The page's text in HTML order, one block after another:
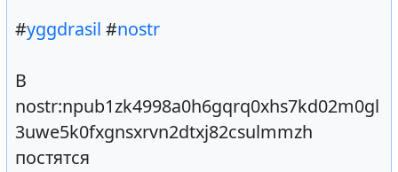
#yggdrasil #nostr
В
nostr:npub1zk4998a0h6gqrq0xhs7kd02m0gl
3uwe5k0fxgnsxrvn2dtxj82csulmmzh
постятся